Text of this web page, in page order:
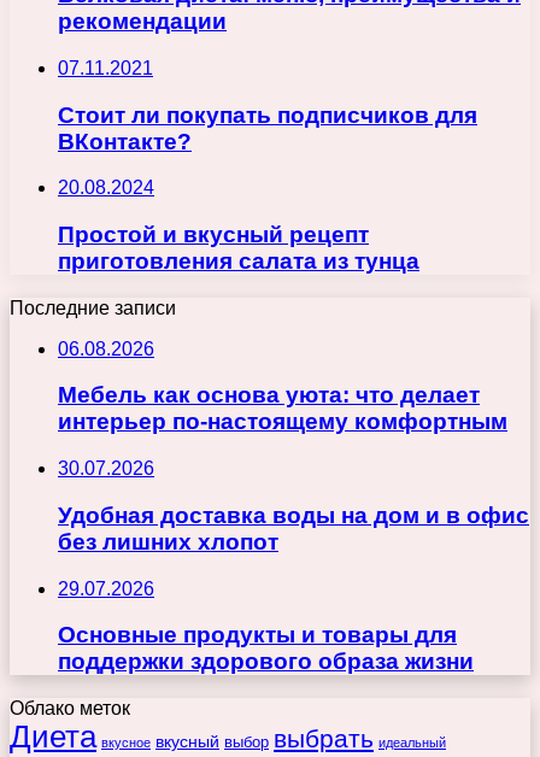
рекомендации
07.11.2021
Стоит ли покупать подписчиков для
ВКонтакте?
20.08.2024
Простой и вкусный рецепт
приготовления салата из тунца
Последние записи
06.08.2026
Мебель как основа уюта: что делает
интерьер по-настоящему комфортным
30.07.2026
Удобная доставка воды на дом и в офис
без лишних хлопот
29.07.2026
Основные продукты и товары для
поддержки здорового образа жизни
Облако меток
Диета вкусное вкусный выбор выбрать идеальный